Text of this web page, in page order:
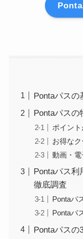
Pontaパスの
Pontaパスの
ポイン
お得な
動画・
Pontaパス
徹底調査
Pontaパ
Pontaパ
Pontaパスの